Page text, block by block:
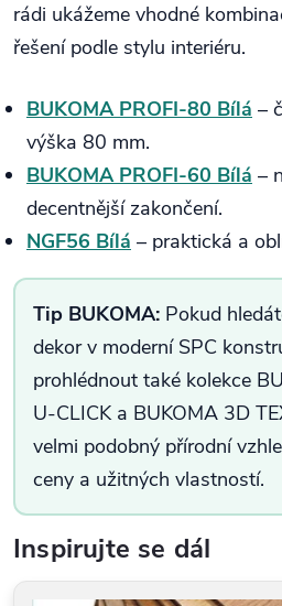
rádi ukážeme vhodné
řešení podle stylu interiéru.
BUKOMA PROFI-80 Bílá –
výška 80 mm.
BUKOMA PROFI-60 Bílá –
decentnější zakončení.
NGF56 Bílá – praktická a
Tip BUKOMA: Pokud
dekor v moderní SPC
prohlédnout také kolekce
U-CLICK a BUKOMA 3D
velmi podobný přírodní
ceny a užitných vlastností.
Inspirujte se dál